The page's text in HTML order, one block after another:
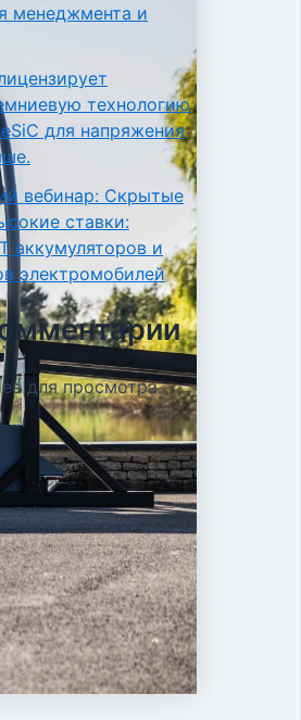
менеджмента и
технологию
для напряжения
вебинар: Скрытые
ставки:
аккумуляторов и
электромобилей
для просмотра.